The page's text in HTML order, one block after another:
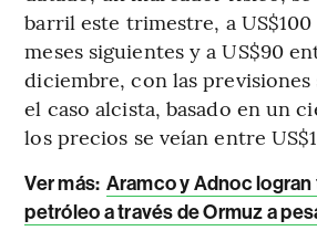
barril este trimestre, a
meses siguientes y a US$90
diciembre, con las previsiones
el caso alcista, basado en un
los precios se veían entre
Ver más: Aramco y Adnoc
petróleo a través de Ormuz a